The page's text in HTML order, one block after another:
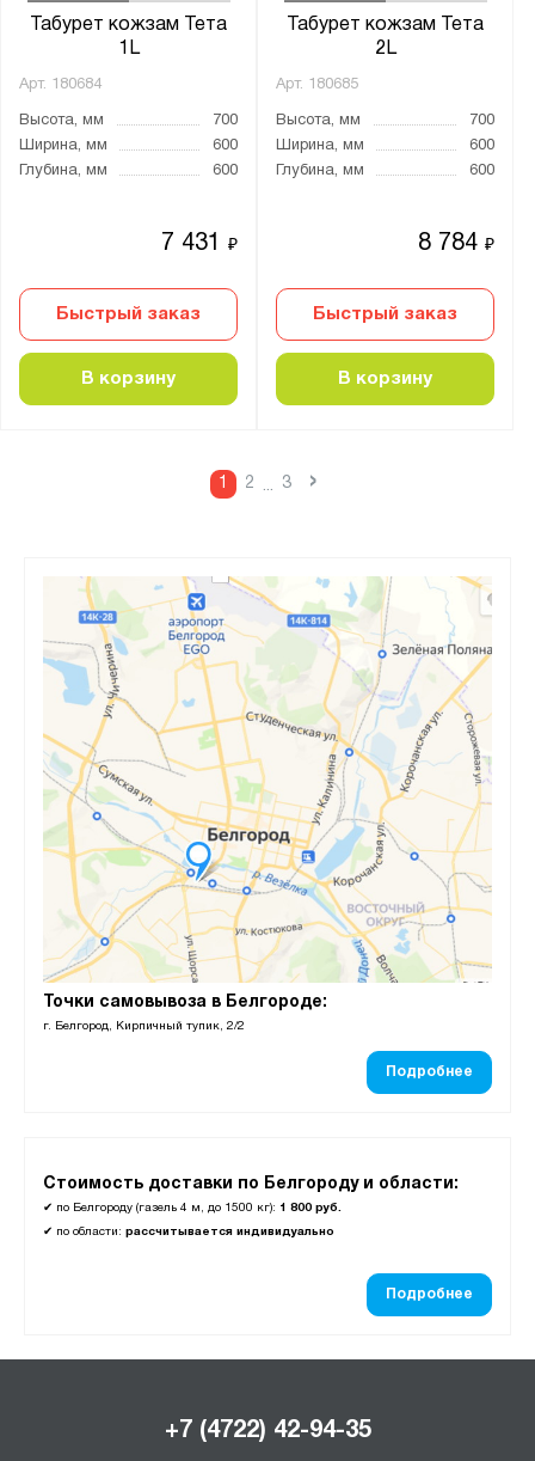
Точки самовывоза в Белгороде:
г. Белгород, Кирпичный тупик, 2/2
Подробнее
Стоимость доставки по Белгороду и области:
✔ по Белгороду (газель 4 м, до 1500 кг): 1 800 руб.
✔ по области: рассчитывается индивидуально
Подробнее
Табурет кожзам Тета
1L
Арт. 180684
Высота, мм
700
Ширина, мм
600
Глубина, мм
600
7 431₽
Быстрый заказ
В корзину
Табурет кожзам Тета
2L
Арт. 180685
Высота, мм
700
Ширина, мм
600
Глубина, мм
600
8 784₽
Быстрый заказ
В корзину
1 2 ... 3 ›
+7 (4722) 42-94-35